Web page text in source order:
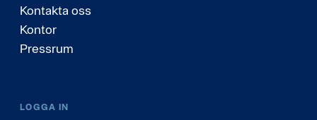
Kontakta oss
Kontor
Pressrum
LOGGA IN